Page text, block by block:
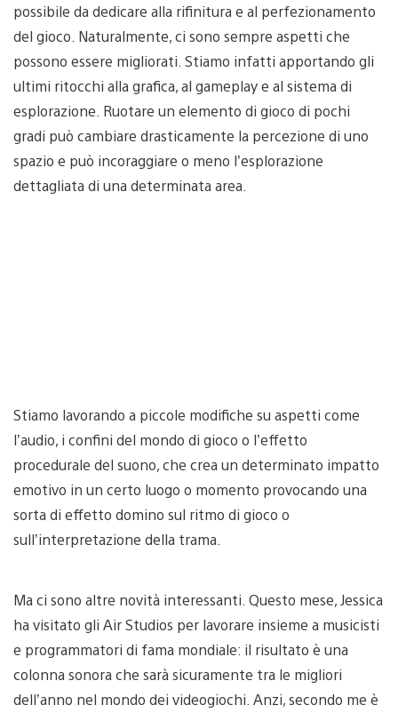
possibile da dedicare alla rifinitura e al perfezionamento
del gioco. Naturalmente, ci sono sempre aspetti che
possono essere migliorati. Stiamo infatti apportando gli
ultimi ritocchi alla grafica, al gameplay e al sistema di
esplorazione. Ruotare un elemento di gioco di pochi
gradi può cambiare drasticamente la percezione di uno
spazio e può incoraggiare o meno l’esplorazione
dettagliata di una determinata area.
Stiamo lavorando a piccole modifiche su aspetti come
l’audio, i confini del mondo di gioco o l’effetto
procedurale del suono, che crea un determinato impatto
emotivo in un certo luogo o momento provocando una
sorta di effetto domino sul ritmo di gioco o
sull’interpretazione della trama.
Ma ci sono altre novità interessanti. Questo mese, Jessica
ha visitato gli Air Studios per lavorare insieme a musicisti
e programmatori di fama mondiale: il risultato è una
colonna sonora che sarà sicuramente tra le migliori
dell’anno nel mondo dei videogiochi. Anzi, secondo me è